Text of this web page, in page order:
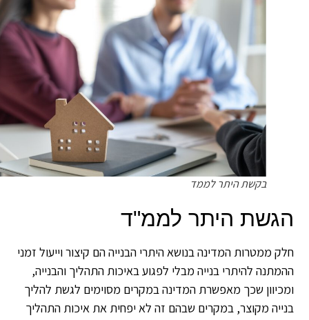
בקשת היתר לממד
היתר לממ"ד
ממטרות המדינה בנושא היתרי הבנייה הם קיצור וייעול זמני
להיתרי בנייה מבלי לפגוע באיכות התהליך והבנייה,
שכך מאפשרת המדינה במקרים מסוימים לגשת להליך
מקוצר, במקרים שבהם זה לא יפחית את איכות התהליך